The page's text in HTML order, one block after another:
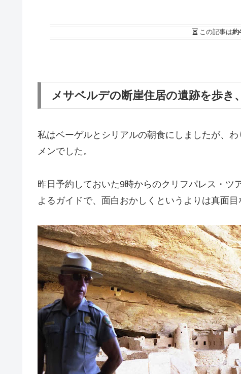
この記事は約
メサベルデの断崖住居の遺跡を歩き
私はベーゲルとシリアルの朝食にしましたが、
メンでした。
昨日予約しておいた9時からのクリフパレス・ツ
よるガイドで、面白おかしくというよりは真面目